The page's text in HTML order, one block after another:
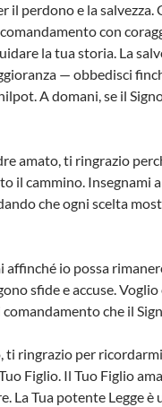
il perdono e la salvezza.
con
la tua storia. La
— obbedisci
A domani, se il
amato, ti ringrazio
il cammino. Insegnami
che ogni scelta
affinché io possa
sfide e accuse.
che il
ti ringrazio per
Figlio. Il Tuo Figlio
La Tua potente Legge è